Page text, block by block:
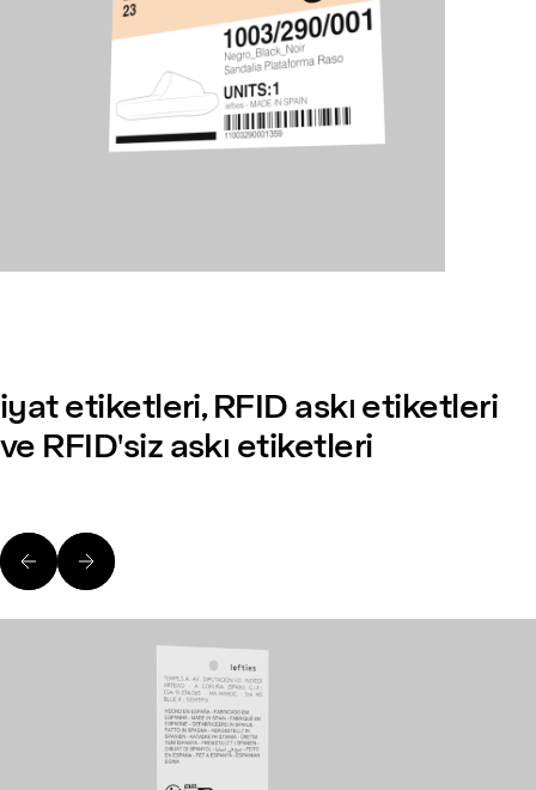
iyat etiketleri, RFID askı etiketleri
ve RFID'siz askı etiketleri